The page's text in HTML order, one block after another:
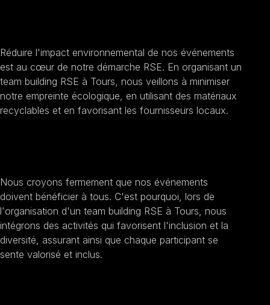
Réduire l'impact environnemental de nos événements
est au cœur de notre démarche RSE. En organisant un
team building RSE à Tours, nous veillons à minimiser
notre empreinte écologique, en utilisant des matériaux
recyclables et en favorisant les fournisseurs locaux.
Nous croyons fermement que nos événements
doivent bénéficier à tous. C'est pourquoi, lors de
l'organisation d'un team building RSE à Tours, nous
intégrons des activités qui favorisent l'inclusion et la
diversité, assurant ainsi que chaque participant se
sente valorisé et inclus.